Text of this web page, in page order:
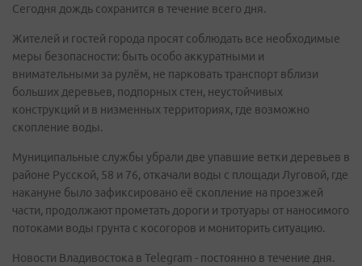
Сегодня дождь сохранится в течение всего дня.
Жителей и гостей города просят соблюдать все необходимые
меры безопасности: быть особо аккуратными и
внимательными за рулём, не парковать транспорт вблизи
больших деревьев, подпорных стен, неустойчивых
конструкций и в низменных территориях, где возможно
скопление воды.
Муниципальные службы убрали две упавшие ветки деревьев в
районе Русской, 58 и 76, откачали воды с площади Луговой, где
накануне было зафиксировано её скопление на проезжей
части, продолжают прометать дороги и тротуары от наносимого
потоками воды грунта с косогоров и мониторить ситуацию.
Новости Владивостока в Telegram - постоянно в течение дня.